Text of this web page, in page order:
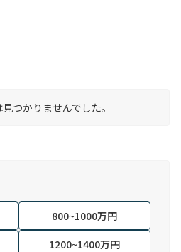
つかりませんでした。
800~1000万円
1200~1400万円